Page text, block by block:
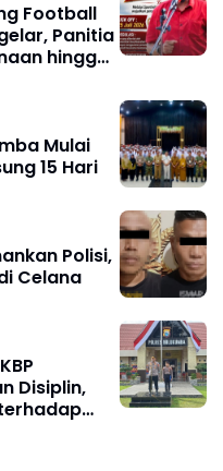
Football
Panitia
hingga
Mulai
15 Hari
Polisi,
Celana
Disiplin,